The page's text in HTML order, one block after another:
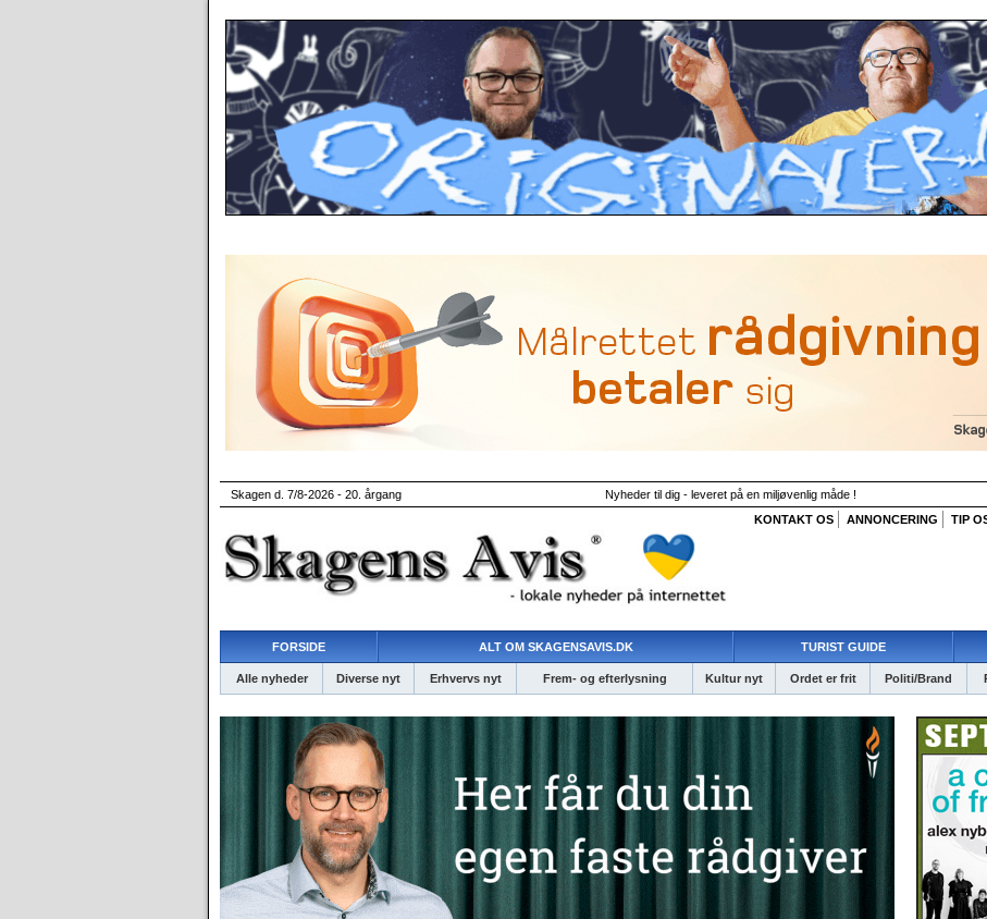
Skagen d. 7/8-2026 - 20. årgang Nyheder til dig - leveret på en miljøvenlig måde !
KONTAKT OS
ANNONCERING TIP
FORSIDE ALT OM SKAGENSAVIS.DK TURIST GUIDE
Alle nyheder Diverse nyt Erhvervs nyt Frem- og efterlysning Kultur nyt Ordet er frit Politi/Brand